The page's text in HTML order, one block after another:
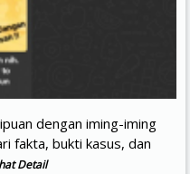
dengan iming-iming
fakta, bukti kasus, dan
Detail